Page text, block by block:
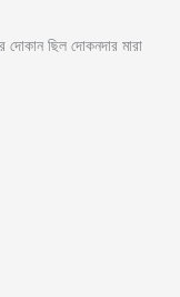
দোকান ছিল দোকনদার মারা